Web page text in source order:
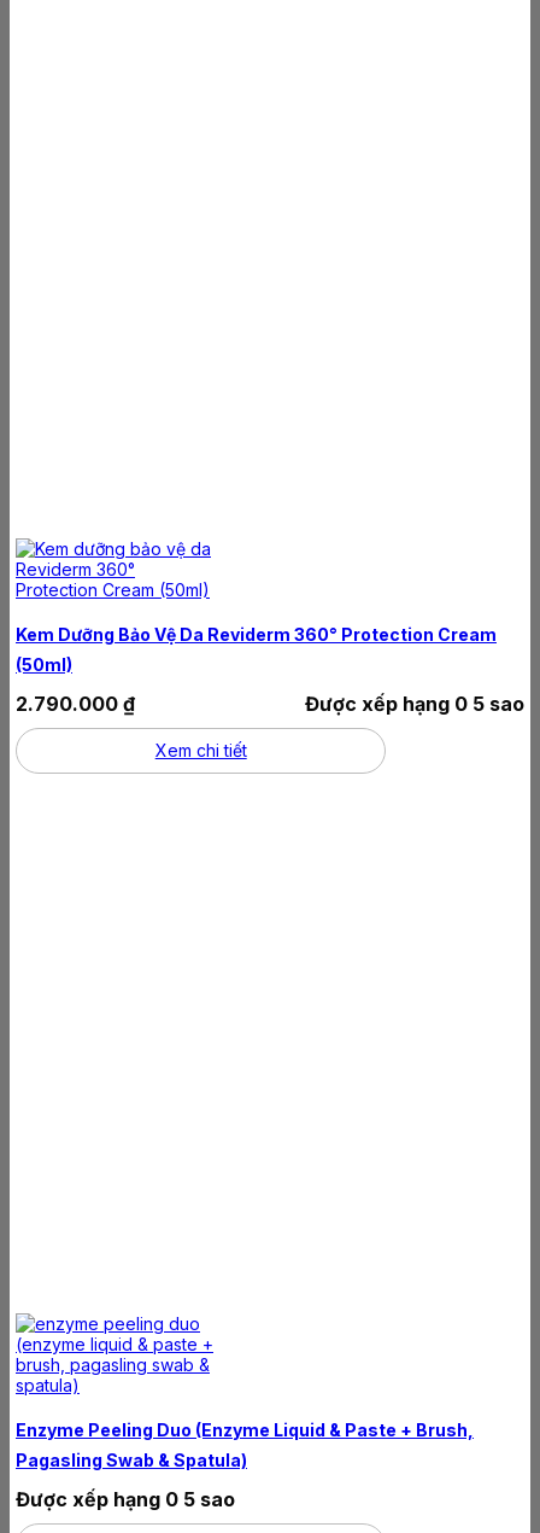
Kem Dưỡng Bảo Vệ Da Reviderm 360° Protection Cream
(50ml)
Được xếp hạng 0 5 sao
2.790.000 ₫
Xem chi tiết
Enzyme Peeling Duo (enzyme Liquid & Paste + Brush,
Pagasling Swab & Spatula)
Được xếp hạng 0 5 sao